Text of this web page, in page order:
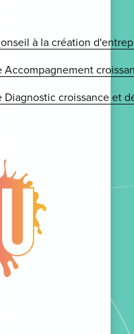
à la création
Accompagnement
Diagnostic croissance et